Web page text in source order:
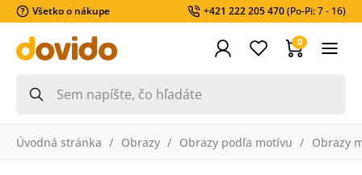
Všetko o nákupe +421 222 205 470(Po-Pi: 7 - 16)
0
Úvodná stránka Obrazy Obrazy podľa motívu Obrazy